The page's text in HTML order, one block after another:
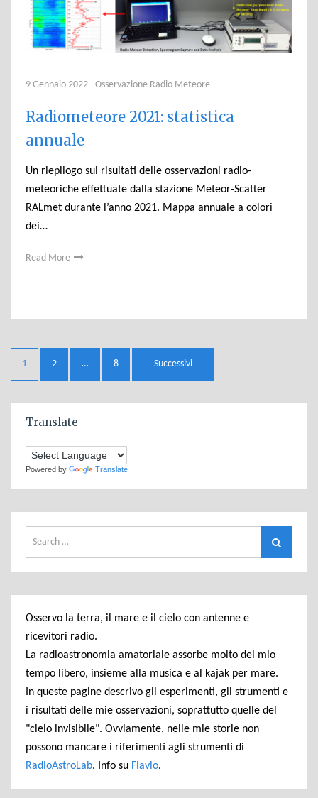
9 Gennaio 2022 - Osservazione Radio Meteore
Radiometeore 2021: statistica
annuale
Un riepilogo sui risultati delle osservazioni radio-
meteoriche effettuate dalla stazione Meteor-Scatter
RALmet durante l’anno 2021. Mappa annuale a colori
dei…
Read More
Navigazione
articoli
1 2 … 8 Successivi
Translate
Powered by Translate
for:
Search
Osservo la terra, il mare e il cielo con antenne e
ricevitori radio.
La radioastronomia amatoriale assorbe molto del mio
tempo libero, insieme alla musica e al kajak per mare.
In queste pagine descrivo gli esperimenti, gli strumenti e
i risultati delle mie osservazioni, soprattutto quelle del
"cielo invisibile". Ovviamente, nelle mie storie non
possono mancare i riferimenti agli strumenti di
RadioAstroLab. Info su Flavio.